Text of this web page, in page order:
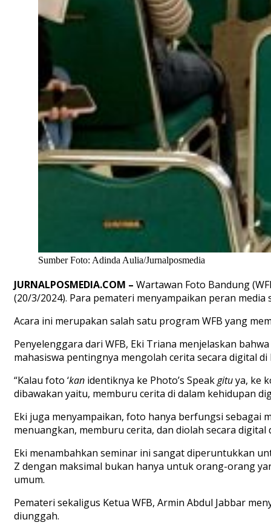
Sumber Foto: Adinda Aulia/Jurnalposmedia
JURNALPOSMEDIA.COM – Wartawan Foto Bandung
(20/3/2024). Para pemateri menyampaikan peran media
Acara ini merupakan salah satu program WFB yang
Penyelenggara dari WFB, Eki Triana menjelaskan
mahasiswa pentingnya mengolah cerita secara digital
“Kalau foto ‘kan identiknya ke Photo’s Speakgituya, ke
dibawakan yaitu, memburu cerita di dalam kehidupan
Eki juga menyampaikan, foto hanya berfungsi sebagai
menuangkan, memburu cerita, dan diolah secara digital
Eki menambahkan seminar ini sangat diperuntukkan
Z dengan maksimal bukan hanya untuk orang-orang
umum.
Pemateri sekaligus Ketua WFB, Armin Abdul Jabbar
diunggah.